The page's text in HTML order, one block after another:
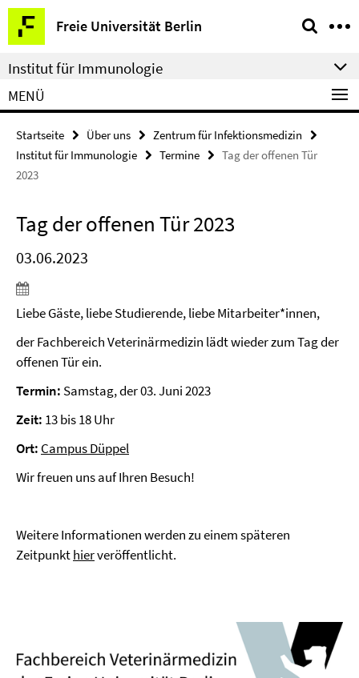
Springe
direkt
zu
Inhalt
Freie Universität Berlin
Service-
Navigation
Institut für Immunologie
MENÜ
Startseite Über uns
Zentrum für Infektionsmedizin
Institut für Immunologie
Termine
Tag der offenen Tür
2023
Tag der offenen Tür 2023
03.06.2023
Liebe Gäste, liebe Studierende, liebe Mitarbeiter*innen,
der Fachbereich Veterinärmedizin lädt wieder zum Tag der
offenen Tür ein.
Termin: Samstag, der 03. Juni 2023
Zeit: 13 bis 18 Uhr
Ort: Campus Düppel
Wir freuen uns auf Ihren Besuch!
Weitere Informationen werden zu einem späteren
Zeitpunkthierveröffentlicht.